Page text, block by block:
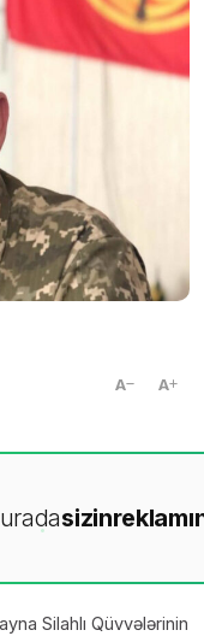
A A
sizin
Silahlı Qüvvələrinin